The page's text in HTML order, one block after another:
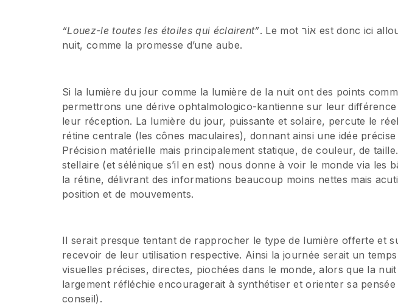
“Louez-le toutes les étoiles qui éclairent”. Le mot אוֹר est donc ici alloué aux étoiles, et donc à la
nuit, comme la promesse d’une aube.
Si la lumière du jour comme la lumière de la nuit ont des points
permettrons une dérive ophtalmologico-kantienne sur leur différence
leur réception. La lumière du jour, puissante et solaire, percute le
rétine centrale (les cônes maculaires), donnant ainsi une idée
Précision matérielle mais principalement statique, de couleur, de
stellaire (et sélénique s’il en est) nous donne à voir le monde via les
la rétine, délivrant des informations beaucoup moins nettes mais
position et de mouvements.
Il serait presque tentant de rapprocher le type de lumière offerte et
recevoir de leur utilisation respective. Ainsi la journée serait un
visuelles précises, directes, piochées dans le monde, alors que la
largement réfléchie encouragerait à synthétiser et orienter sa
conseil).